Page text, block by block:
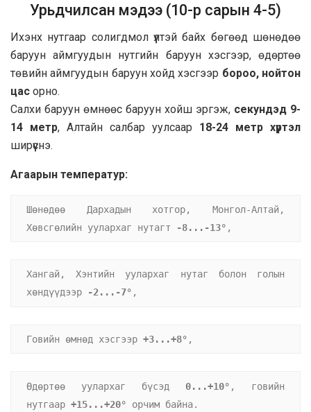
Урьдчилсан мэдээ (10-р сарын 4-5)
Ихэнх нутгаар солигдмол үүлтэй байх бөгөөд шөнөдөө
баруун аймгуудын нутгийн баруун хэсгээр, өдөртөө
төвийн аймгуудын баруун хойд хэсгээр бороо, нойтон
цас орно.
Салхи баруун өмнөөс баруун хойш эргэж, секундэд 9-
14 метр, Алтайн салбар уулсаар 18-24 метр хүртэл
ширүүснэ.
Агаарын температур:
Шөнөдөө Дархадын хотгор, Монгол-Алтай,
Хөвсгөлийн уулархаг нутагт
-8...-13° ,
Хангай, Хэнтийн уулархаг нутаг болон голын
хөндүүдээр
-2...-7° ,
Говийн өмнөд хэсгээр +3...+8° ,
Өдөртөө уулархаг бүсэд 0...+10° , говийн
нутгаар +15...+20° орчим байна.